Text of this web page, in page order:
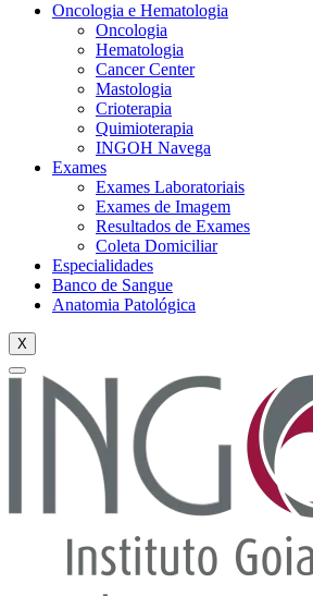
Oncologia e Hematologia
Oncologia
Hematologia
Cancer Center
Mastologia
Crioterapia
Quimioterapia
INGOH Navega
Exames
Exames Laboratoriais
Exames de Imagem
Resultados de Exames
Coleta Domiciliar
Especialidades
Banco de Sangue
Anatomia Patológica
X